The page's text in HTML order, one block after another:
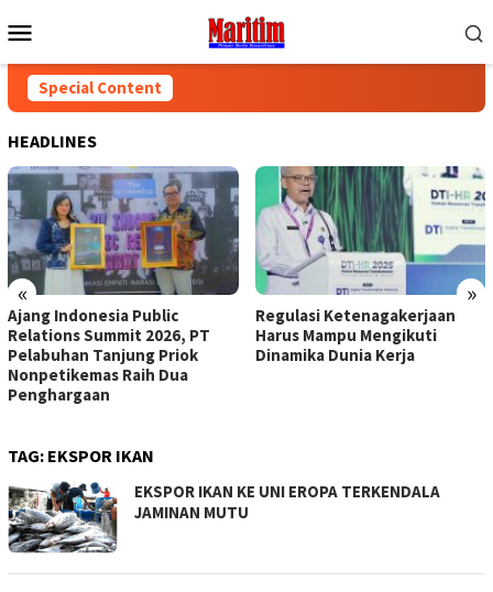
to
Menu
Special Content
HEADLINES
« »
Regulasi Ketenagakerjaan
Harus Mampu Mengikuti
Dinamika Dunia Kerja
Diperkuat, Pelatihan dan
Akses Kerja Bagi Penyandang
Disabilitas
TAG: EKSPOR IKAN
EKSPOR IKAN KE UNI EROPA TERKENDALA
JAMINAN MUTU